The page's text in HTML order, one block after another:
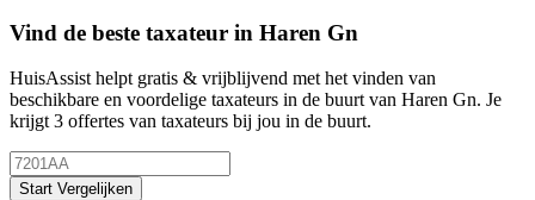
Vind de beste taxateur in Haren Gn
HuisAssist helpt gratis & vrijblijvend met het vinden van
beschikbare en voordelige taxateurs in de buurt van Haren Gn. Je
krijgt 3 offertes van taxateurs bij jou in de buurt.
Start Vergelijken